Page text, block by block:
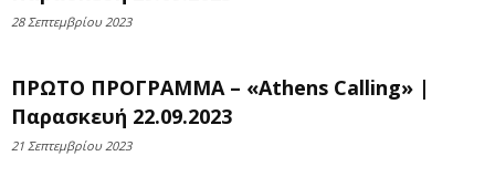
28 Σεπτεμβρίου 2023
ΠΡΩΤΟ ΠΡΟΓΡΑΜΜΑ – «Athens Calling» |
Παρασκευή 22.09.2023
21 Σεπτεμβρίου 2023